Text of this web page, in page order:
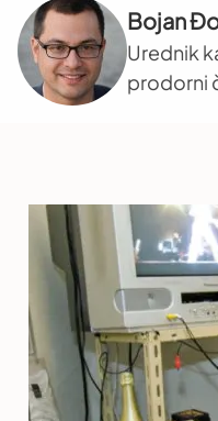
Bojan
Urednik
prodorni